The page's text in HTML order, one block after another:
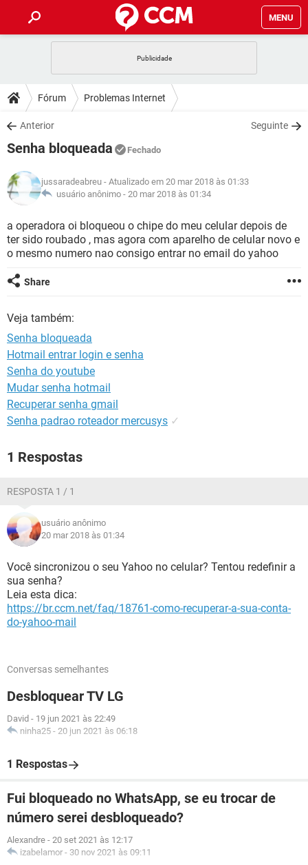
MENU
CELULAR FACEBOOK
OUTLOOK
INSTAGRAM
GUIA DE COMPRAS
DICAS
JOGOS WHATSAPP
INSTAGRAM GMAIL
GUIA DE COMPRAS
DOWNLOADS
JOGOS
CELULAR
OUTLOOK EXCEL
INSTAGRAM GMAIL
GUIA DE COMPRAS
JOGOS WHATSAPP
CELULAR
OUTLOOK EXCEL
INSTAGRAM GMAIL
GUIA DE COMPRAS
GLOSSÁRIO
WHATSAPP
CELULAR FACEBOOK
INSTAGRAM
GUIA DE COMPRAS
Fórum Problemas Internet
Anterior Seguinte
Senha bloqueada Fechado
jussaradeabreu - Atualizado em 20 mar 2018 às 01:33
usuário anônimo - 20 mar 2018 às 01:34
a operadora oi bloqueou o chipe do meu celular depois de
ter sido roubado , mas agora com aparelho de celular novo e
o mesmo numero nao consigo entrar no email do yahoo
Share
Veja também:
Senha bloqueada
Hotmail entrar login e senha
Senha do youtube
Mudar senha hotmail
Recuperar senha gmail
Senha padrao roteador mercusys ✓
1 Respostas
RESPOSTA 1 / 1
usuário anônimo
20 mar 2018 às 01:34
Você sincronizou o seu Yahoo no celular? Tentou redefinir a
sua senha?
Leia esta dica:
https://br.ccm.net/faq/18761-como-recuperar-a-sua-conta-
do-yahoo-mail
Conversas semelhantes
Desbloquear TV LG
David - 19 jun 2021 às 22:49
ninha25 - 20 jun 2021 às 06:18
1 Respostas
Fui bloqueado no WhatsApp, se eu trocar de
número serei desbloqueado?
Alexandre - 20 set 2021 às 12:17
izabelamor - 30 nov 2021 às 09:11